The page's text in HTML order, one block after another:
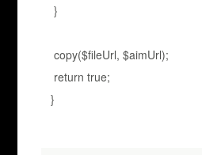
}
copy($fileUrl, $aimUrl);
return true;
}